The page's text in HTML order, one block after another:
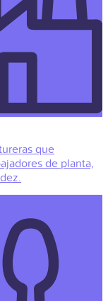
que
de planta,